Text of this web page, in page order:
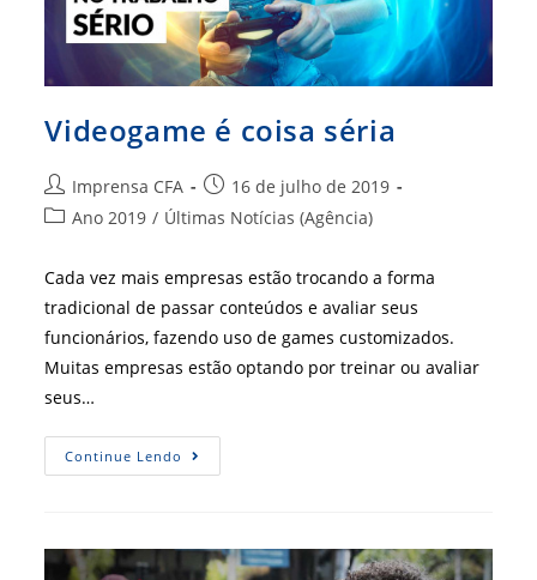
Videogame é coisa séria
Autor
do
Imprensa CFA
Post
publicado:
16 de julho de 2019
Categoria
post:
Ano 2019 / Últimas Notícias (Agência)
Cada vez mais empresas estão trocando a forma
tradicional de passar conteúdos e avaliar seus
funcionários, fazendo uso de games customizados.
Muitas empresas estão optando por treinar ou avaliar
seus…
Continue Lendo Videogame
É